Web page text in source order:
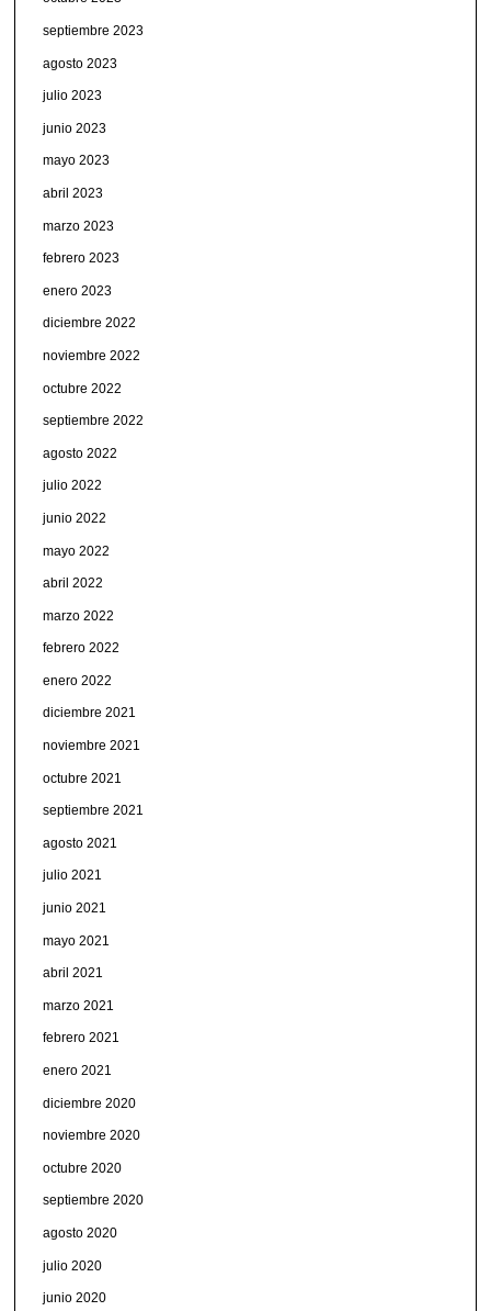
septiembre 2023
agosto 2023
julio 2023
junio 2023
mayo 2023
abril 2023
marzo 2023
febrero 2023
enero 2023
diciembre 2022
noviembre 2022
octubre 2022
septiembre 2022
agosto 2022
julio 2022
junio 2022
mayo 2022
abril 2022
marzo 2022
febrero 2022
enero 2022
diciembre 2021
noviembre 2021
octubre 2021
septiembre 2021
agosto 2021
julio 2021
junio 2021
mayo 2021
abril 2021
marzo 2021
febrero 2021
enero 2021
diciembre 2020
noviembre 2020
octubre 2020
septiembre 2020
agosto 2020
julio 2020
junio 2020